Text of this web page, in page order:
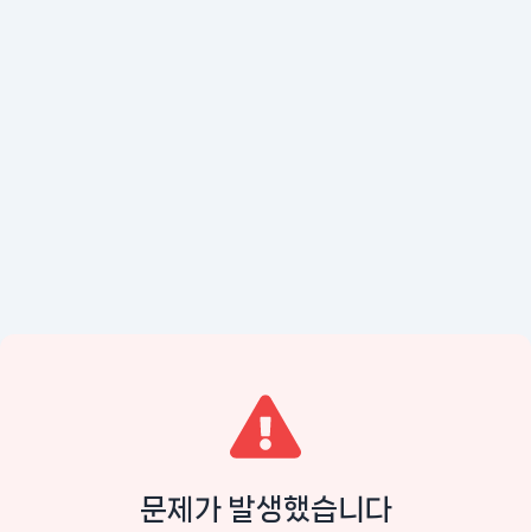
문제가 발생했습니다